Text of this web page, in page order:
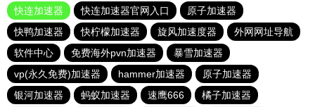
快连加速器
快连加速器官网入口
原子加速器
快鸭加速器
快柠檬加速器 旋风加速度器
外网网址导航
软件中心
免费海外pvn加速器
暴雪加速器
vp(永久免费)加速器
hammer加速器
原子加速器
银河加速器
蚂蚁加速器 速鹰666
橘子加速器